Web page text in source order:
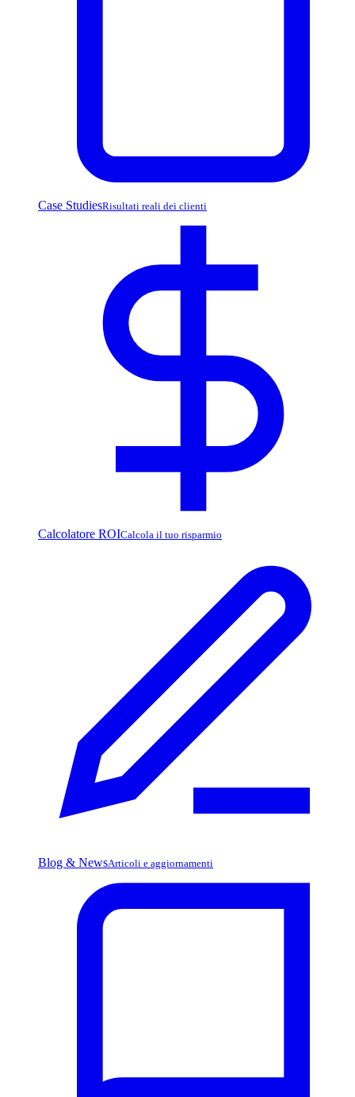
Case StudiesRisultati reali dei clienti
Calcolatore ROICalcola il tuo risparmio
Blog & NewsArticoli e aggiornamenti